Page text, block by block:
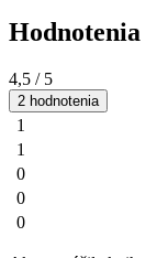
Hodnotenia
4,5 / 5
2 hodnotenia
1
1
0
0
0